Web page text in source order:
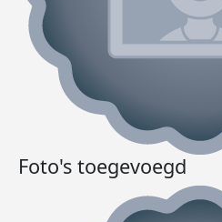
Foto's toegevoegd